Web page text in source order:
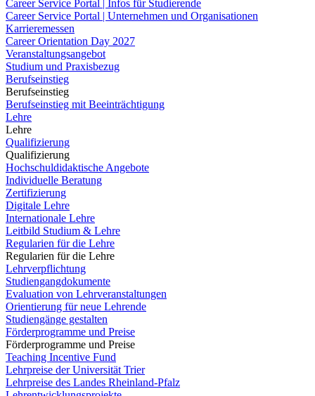
Career Service Portal | Infos für Studierende
Career Service Portal | Unternehmen und Organisationen
Karrieremessen
Career Orientation Day 2027
Veranstaltungsangebot
Studium und Praxisbezug
Berufseinstieg
Berufseinstieg
Berufseinstieg mit Beeinträchtigung
Lehre
Lehre
Qualifizierung
Qualifizierung
Hochschuldidaktische Angebote
Individuelle Beratung
Zertifizierung
Digitale Lehre
Internationale Lehre
Leitbild Studium & Lehre
Regularien für die Lehre
Regularien für die Lehre
Lehrverpflichtung
Studiengangdokumente
Evaluation von Lehrveranstaltungen
Orientierung für neue Lehrende
Studiengänge gestalten
Förderprogramme und Preise
Förderprogramme und Preise
Teaching Incentive Fund
Lehrpreise der Universität Trier
Lehrpreise des Landes Rheinland-Pfalz